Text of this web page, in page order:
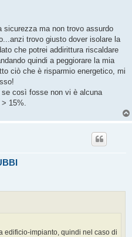
sicurezza ma non trovo assurdo
trovo giusto dover isolare la
che potrei addirittura riscaldare
quindi a peggiorare la mia
ciò che è risparmio energetico, mi
se così fosse non vi è alcuna
15%.
edificio-impianto, quindi nel caso di